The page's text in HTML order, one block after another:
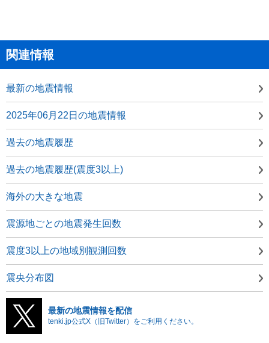
関連情報
最新の地震情報
2025年06月22日の地震情報
過去の地震履歴
過去の地震履歴(震度3以上)
海外の大きな地震
震源地ごとの地震発生回数
震度3以上の地域別観測回数
震央分布図
最新の地震情報を配信
tenki.jp公式X（旧Twitter）をご利用ください。